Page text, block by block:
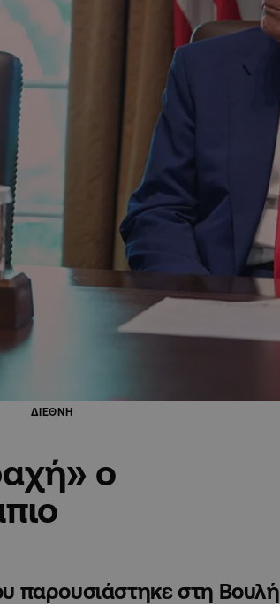
ΔΙΕΘΝΗ
ο
παρουσιάστηκε στη Βουλή